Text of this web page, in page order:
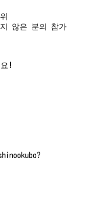
않은 분의 참가
!